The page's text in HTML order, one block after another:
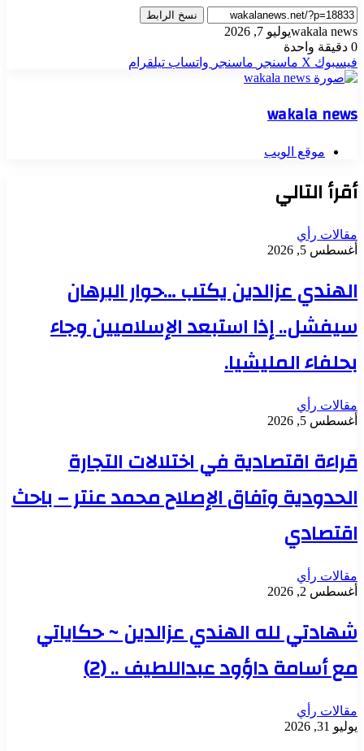
نسخ الرابط
wakala newsيوليو 7, 2026
0 دقيقة واحدة
فيسبوك ‫X ماسنجر ماسنجر واتساب تيلقرام
wakala news
موقع الويب
أقرأ التالي
مقالات رأي
أغسطس 5, 2026
الهندي عزالدين يكتب …حوار البرهان
سيفشل.. إذا استبعد الإسلاميين وجاء
بحلفاء المليشيا.
مقالات رأي
أغسطس 5, 2026
قراءة اقتصادية في اختلالات التجارة
الحدودية وآفاق الإصلاح محمد عنتر – باحث
اقتصادي
مقالات رأي
أغسطس 2, 2026
شهادتي لله الهندي عزالدين ~ حكاياتي
مع أسامة داؤود عبداللطيف .. (2)
مقالات رأي
يوليو 31, 2026